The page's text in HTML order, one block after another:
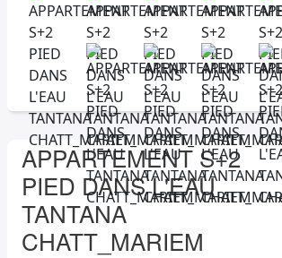
APPARTEMENT S+2
PIED DANS L'EAU
TANTANA
CHATT_MARIEM